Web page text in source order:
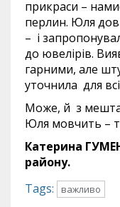
прикраси –
перлин. Юля
– і
до ювелірів.
гарними, але
уточнила для
Може, й з
Юля мовчить –
Катерина
району.
Tags:
важливо